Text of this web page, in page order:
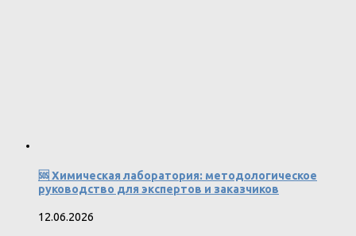
🆘 Химическая лаборатория: методологическое
руководство для экспертов и заказчиков
12.06.2026